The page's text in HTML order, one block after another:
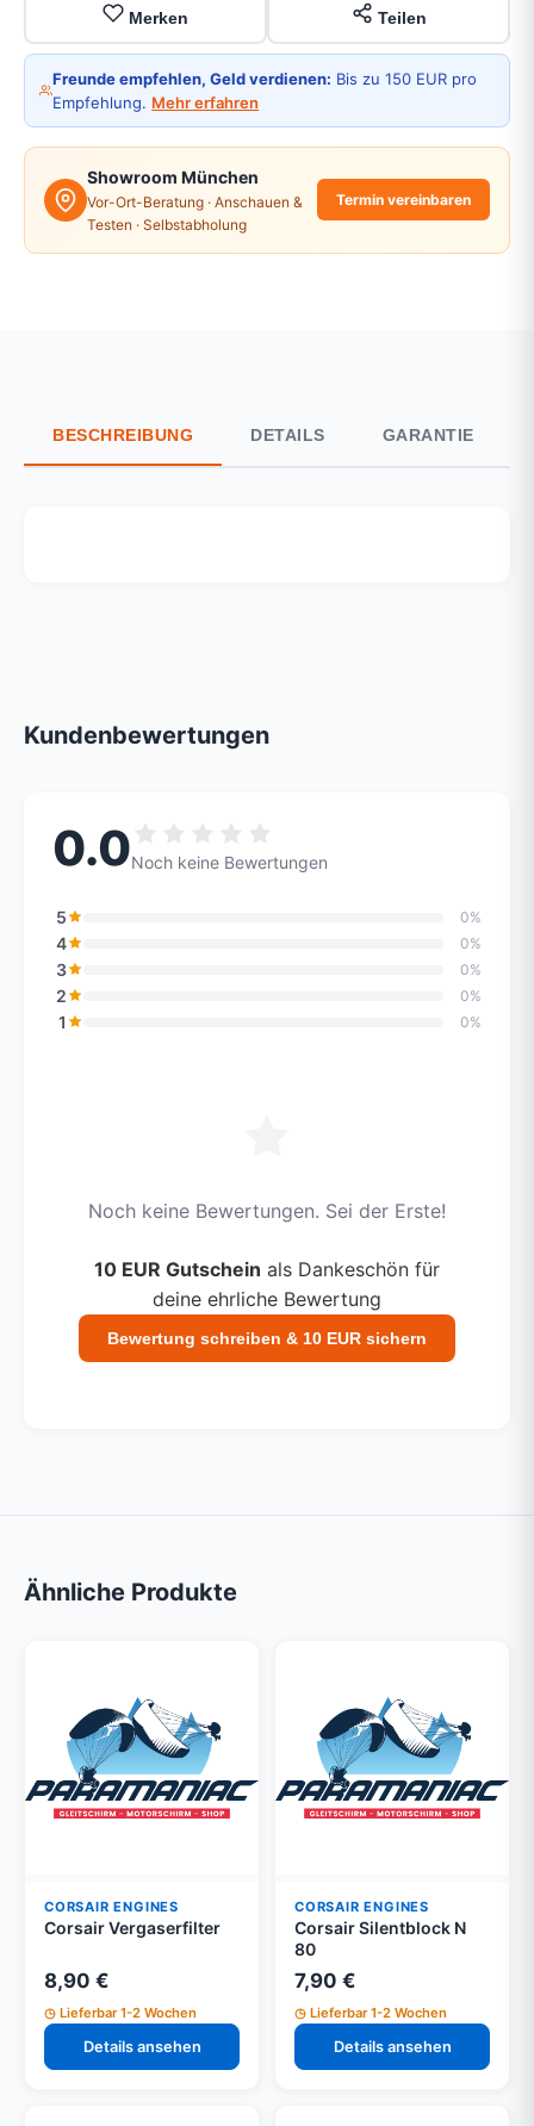
Merken Teilen
Freunde empfehlen, Geld verdienen: Bis zu 150 EUR pro
Empfehlung. Mehr erfahren
Showroom München
Vor-Ort-Beratung · Anschauen &
Testen · Selbstabholung
Termin vereinbaren
BESCHREIBUNG DETAILS GARANTIE
Kundenbewertungen
0.0Noch keine Bewertungen
5 0%
4 0%
3 0%
2 0%
1 0%
Noch keine Bewertungen. Sei der Erste!
10 EUR Gutschein als Dankeschön für
deine ehrliche Bewertung
Bewertung schreiben & 10 EUR sichern
Ähnliche Produkte
CORSAIR ENGINES
Corsair Vergaserfilter
8,90 €
Lieferbar 1-2 Wochen
Details ansehen
CORSAIR ENGINES
Corsair Silentblock N
80
7,90 €
Lieferbar 1-2 Wochen
Details ansehen